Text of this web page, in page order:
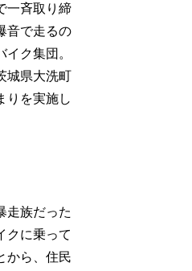
一斉取り締
音で走るの
ク集団。
城県大洗町
りを実施し
走族だった
クに乗って
から、住民